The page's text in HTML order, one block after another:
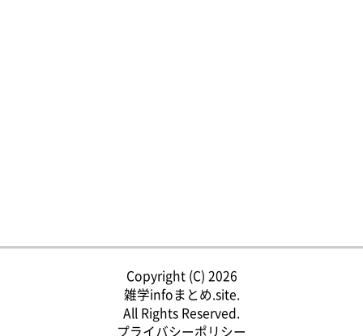
Copyright (C) 2026
雑学infoまとめ.site.
All Rights Reserved.
プライバシーポリシー